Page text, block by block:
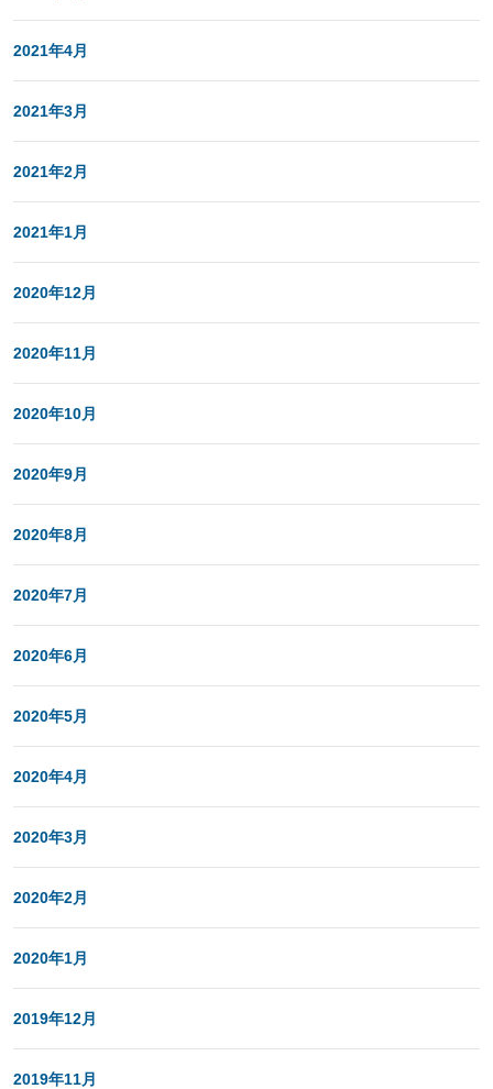
2021年4月
2021年3月
2021年2月
2021年1月
2020年12月
2020年11月
2020年10月
2020年9月
2020年8月
2020年7月
2020年6月
2020年5月
2020年4月
2020年3月
2020年2月
2020年1月
2019年12月
2019年11月